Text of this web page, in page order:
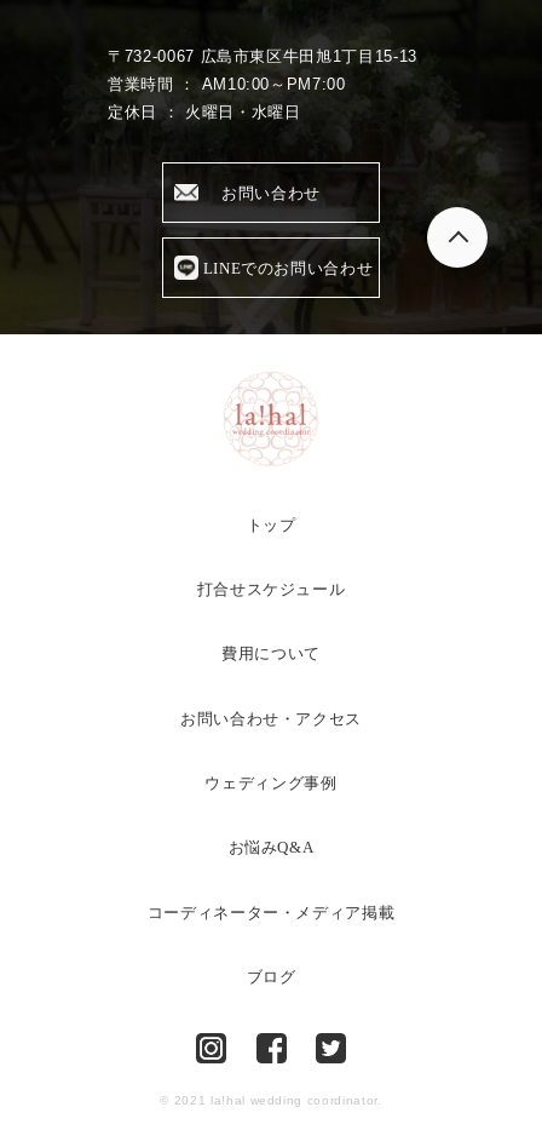
〒732-0067 広島市東区牛田旭1丁目15-13
営業時間 ： AM10:00～PM7:00
定休日 ： 火曜日・水曜日
お問い合わせ
LINEでのお問い合わせ
トップ
打合せスケジュール
費用について
お問い合わせ・アクセス
ウェディング事例
お悩みQ&A
コーディネーター・メディア掲載
ブログ
© 2021 la!hal wedding coordinator.